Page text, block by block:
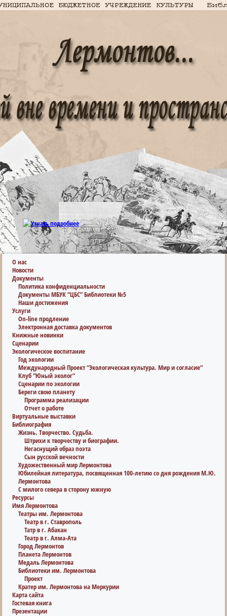
О нас
Новости
Документы
Политика конфиденциальности
Документы МБУК “ЦБС” Библиотеки №5
Наши достижения
Услуги
On-line продление
Электронная доставка документов
Книжные новинки
Сценарии
Экологическое воспитание
Год экологии
Международный Проект “Экологическая культура. Мир и согласие”
Клуб “Юный эколог”
Сценарии по экологии
Береги свою планету
Программа реализации
Отчет о работе
Виртуальные выставки
Библиография
Жизнь. Творчество. Судьба.
Штрихи к творчеству и биографии.
Негаснущий образ поэта
Сын русской вечности
Художественный мир Лермонтова
Юбилейная литература, посвященная 100-летию со дня рождения М.Ю.
Лермонтова
С милого севера в сторону южную
Ресурсы
Имя Лермонтова
Театры им. Лермонтова
Театр в г. Ставрополь
Татр в г. Абакан
Театр в г. Алма-Ата
Город Лермонтов
Планета Лермонтов
Медаль Лермонтова
Библиотеки им. Лермонтова
Проект
Кратер им. Лермонтова на Меркурии
Карта сайта
Гостевая книга
Презентации